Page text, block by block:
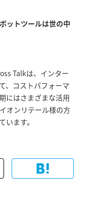
ットツールは世の中
Talkは、インター
、コストパフォーマ
にはさまざまな活用
オンリテール様の方
ます。